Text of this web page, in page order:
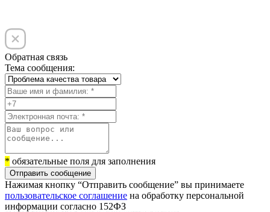
Обратная связь
Тема сообщения:
* обязательные поля для заполнения
Отправить сообщение
Нажимая кнопку “Отправить сообщение” вы принимаете
пользовательское соглашение на обработку персональной
информации согласно 152ФЗ